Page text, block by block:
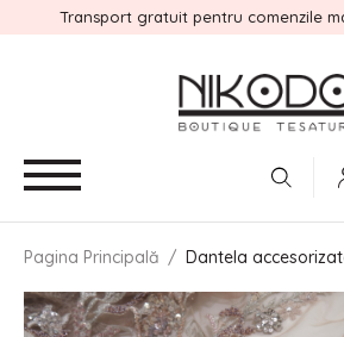
Transport gratuit pentru comenzile
Pagina Principală / Dantela